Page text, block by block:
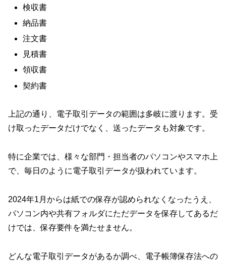
検収書
納品書
注文書
見積書
領収書
契約書
上記の通り、電子取引データの範囲は多岐に渡ります。受
け取ったデータだけでなく、送ったデータも対象です。
特に企業では、様々な部門・担当者のパソコンやスマホ上
で、毎日のように電子取引データが扱われています。
2024年1月からは紙での保存が認められなくなったうえ、
パソコン内や共有フォルダにただデータを保存してあるだ
けでは、保存要件を満たせません。
どんな電子取引データがあるか調べ、電子帳簿保存法への